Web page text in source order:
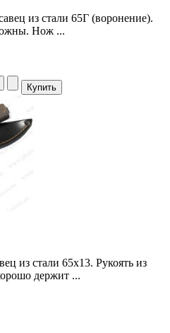
из стали 65Г (воронение).
Нож ...
из стали 65х13. Рукоять из
держит ...